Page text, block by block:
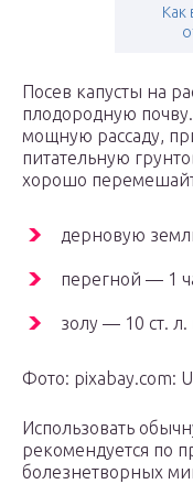
Как
Посев капусты на
плодородную
мощную рассаду,
питательную
хорошо
дерновую
перегной — 1
золу — 10 ст. л.
Фото: pixabay.com:
Использовать
рекомендуется по
болезнетворных